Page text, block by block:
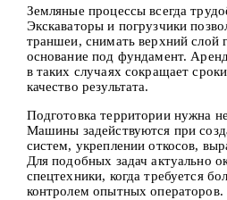
Земляные процессы всегда
Экскаваторы и погрузчики
траншеи, снимать верхний слой
основание под фундамент.
в таких случаях сокращает
качество результата.
Подготовка территории нужна
Машины задействуются при
систем, укреплении откосов,
Для подобных задач актуально
спецтехники, когда требуется
контролем опытных операторов.